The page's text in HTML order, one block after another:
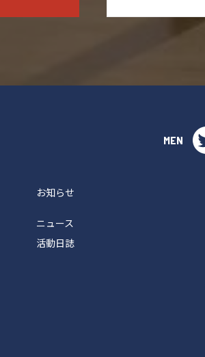
MEN
お知らせ
ニュース
活動日誌